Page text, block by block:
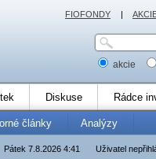
akcie
Diskuse Rádce
články Analýzy
Uživatel
Pátek 7.8.2026 4:41
FIOFONDY |